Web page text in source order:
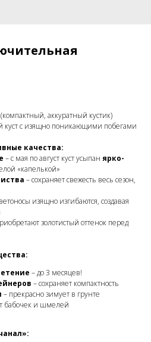
аккуратный кустик)
куст с изящно поникающими побегами
качества:
– с мая по август куст усыпан ярко-
«капелькой»
– сохраняет свежесть весь сезон,
изящно изгибаются, создавая
золотистый оттенок перед
– до 3 месяцев!
– сохраняет компактность
– прекрасно зимует в грунте
бабочек и шмелей